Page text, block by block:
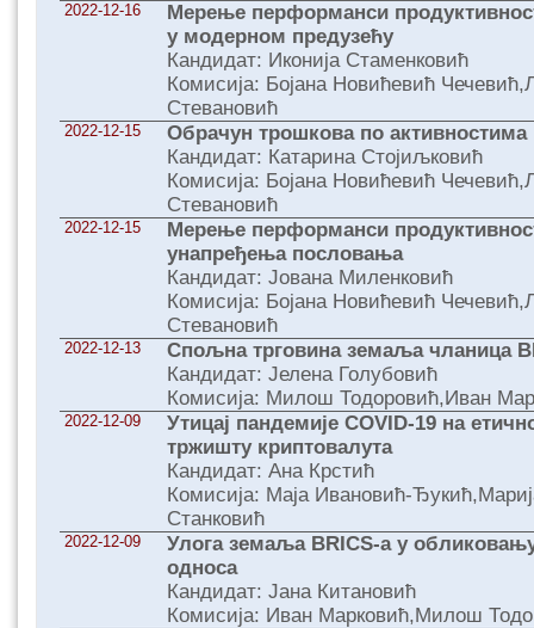
2022-12-16
Мерење перформанси
у модерном предузећу
Кандидат: Иконија Стаменковић
Комисија: Бојана Новићевић
Стевановић
2022-12-15
Обрачун трошкова по
Кандидат: Катарина Стојиљковић
Комисија: Бојана Новићевић
Стевановић
2022-12-15
Мерење перформанси
унапређења пословања
Кандидат: Јована Миленковић
Комисија: Бојана Новићевић
Стевановић
2022-12-13
Спољна трговина земаља чланица
Кандидат: Јелена Голубовић
Комисија: Милош Тодоровић,Иван
2022-12-09
Утицај пандемије COVID-19 на
тржишту криптовалута
Кандидат: Ана Крстић
Комисија: Маја Ивановић-
Станковић
2022-12-09
Улога земаља BRICS-а у
односа
Кандидат: Јана Китановић
Комисија: Иван Марковић,Милош